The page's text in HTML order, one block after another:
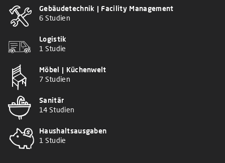
Gebäudetechnik | Facility Management
6 Studien
Logistik
1 Studie
Möbel | Küchenwelt
7 Studien
Sanitär
14 Studien
Haushaltsausgaben
1 Studie